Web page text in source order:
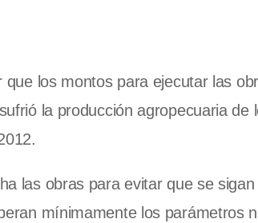
los montos para ejecutar las
la producción agropecuaria de
las obras para evitar que se
mínimamente los parámetros